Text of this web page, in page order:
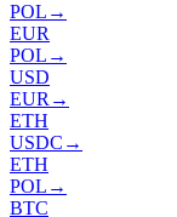
POL →
EUR
POL →
USD
EUR →
ETH
USDC →
ETH
POL →
BTC